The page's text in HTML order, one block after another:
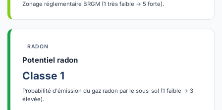
Zonage réglementaire BRGM (1 très faible → 5 forte).
RADON
Potentiel radon
Classe 1
Probabilité d'émission du gaz radon par le sous-sol (1 faible → 3
élevée).